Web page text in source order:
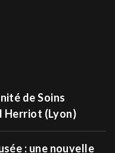
de Soins
Herriot (Lyon)
: une nouvelle